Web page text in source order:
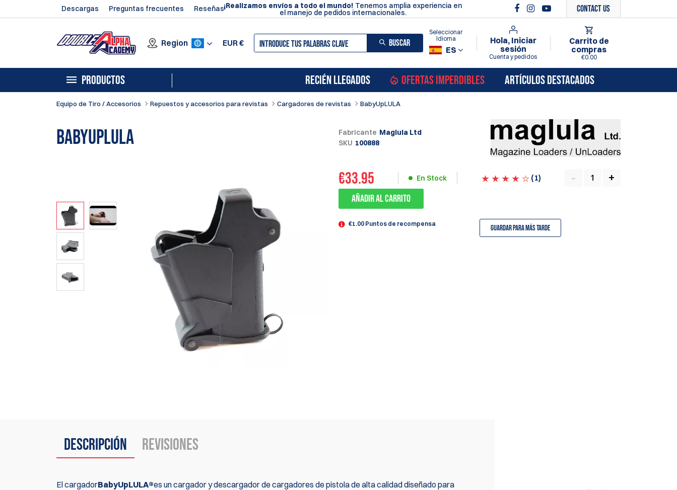
Descargas Preguntas frecuentes Reseñas¡Realizamos envíos a todo el mundo! Tenemos amplia experiencia en
el manejo de pedidos internacionales. Contact Us
Region EUR€ BUSCAR
ES
Seleccionar
Idioma
Hola, Iniciar
sesión
Cuenta y pedidos
Carrito de
compras
€0.00
PRODUCTOS RECIÉN LLEGADOS OFERTAS IMPERDIBLES ARTÍCULOS DESTACADOS
Equipo de Tiro / Accesorios Repuestos y accesorios para revistas Cargadores de revistas BabyUpLULA
BabyUpLULA Fabricante Maglula Ltd
SKU 100888
€33.95 En Stock (1)
Añadir al carrito
€1.00 Puntos de recompensa Guardar para más tarde
Descripción Revisiones
El cargadorBabyUpLULA®es un cargador y descargador de cargadores de pistola de alta calidad diseñado para